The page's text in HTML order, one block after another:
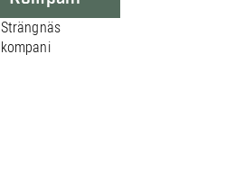
Strängnäs
kompani